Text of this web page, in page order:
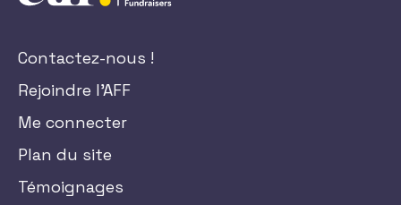
Contactez-nous !
Rejoindre l'AFF
Me connecter
Plan du site
Témoignages